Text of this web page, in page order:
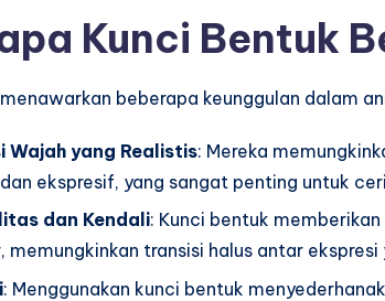
Kunci Bentuk
beberapa keunggulan dalam
Wajah yang Realistis: Mereka
ekspresif, yang sangat penting untuk
dan Kendali: Kunci bentuk
memungkinkan transisi halus antar ekspresi
: Menggunakan kunci bentuk